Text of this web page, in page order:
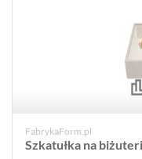
FabrykaForm.pl
Szkatułka na